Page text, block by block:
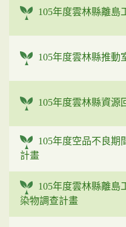
105年度雲林縣離島
105年度雲林縣推動
105年度雲林縣資源
105年度空品不良期
計畫
105年度雲林縣離島
染物調查計畫